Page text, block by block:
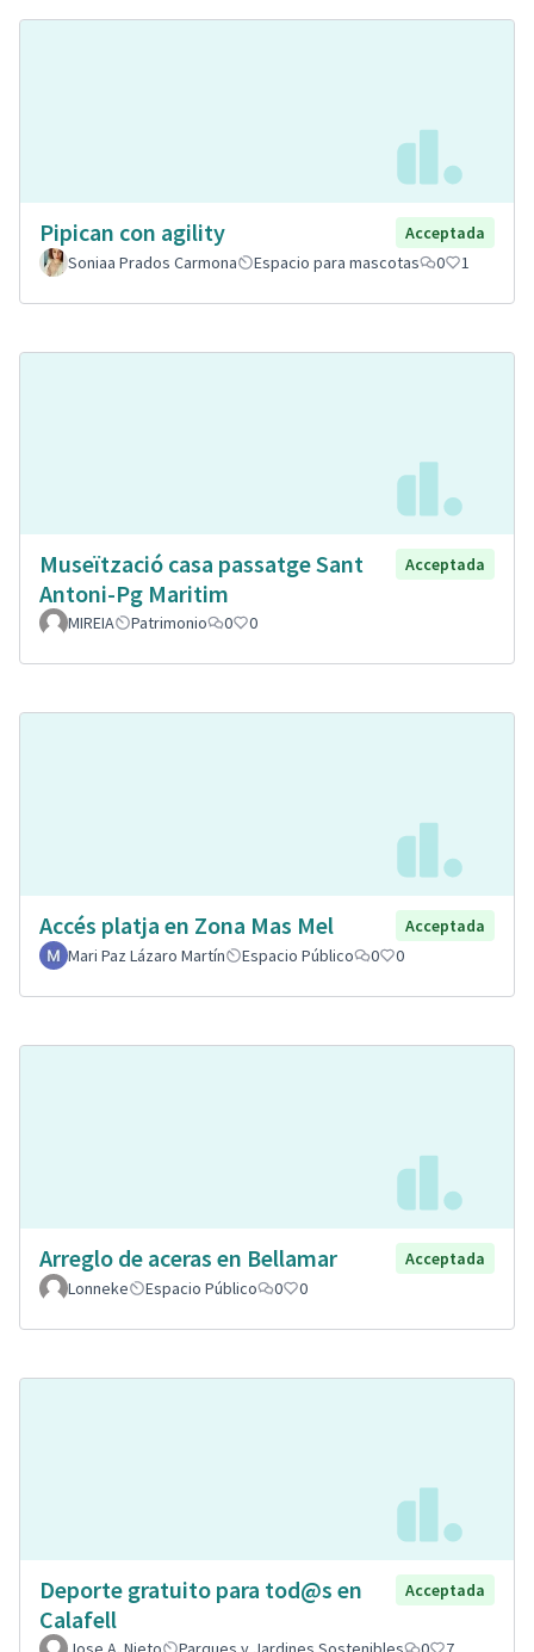
Pipican con agility
Acceptada
Soniaa Prados Carmona
Espacio para mascotas 0 1
Museïtzació casa passatge Sant
Antoni-Pg Maritim
Acceptada
MIREIA Patrimonio 0 0
Accés platja en Zona Mas Mel
Acceptada
Mari Paz Lázaro Martín
Espacio Público 0 0
Arreglo de aceras en Bellamar
Acceptada
Lonneke
Espacio Público 0 0
Deporte gratuito para tod@s en
Calafell
Acceptada